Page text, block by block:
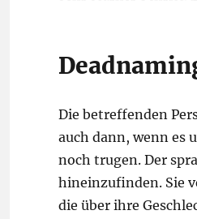
Die betreffenden
auch dann, wenn es
noch trugen. Der
hineinzufinden. Sie
die über ihre